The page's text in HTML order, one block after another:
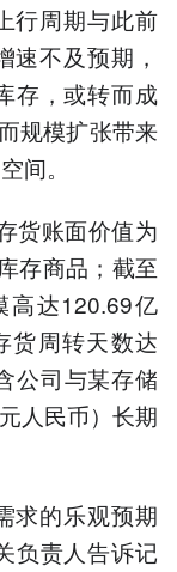
行周期与此前
不及预期，
存，或转而成
规模扩张带来
间。
货账面价值为
存商品；截至
高达120.69亿
货周转天数达
公司与某存储
人民币）长期
求的乐观预期
负责人告诉记